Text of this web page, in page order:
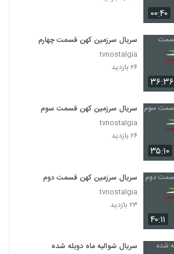
۰۰:۴۰
۳۶:۳۶
سریال سرزمین کهن قسمت چهارم
tvnostalgia
۲۶ بازدید
۳۵:۱۰
سریال سرزمین کهن قسمت سوم
tvnostalgia
۲۶ بازدید
۴۰:۱۱
سریال سرزمین کهن قسمت دوم
tvnostalgia
۲۳ بازدید
سریال شوالیه ماه دوبله شده